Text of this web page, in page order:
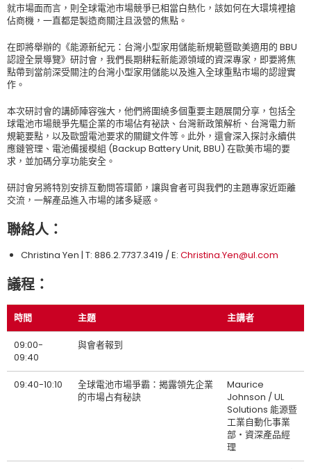
就市場面而言，則全球電池市場競爭已相當白熱化，該如何在大環境裡搶
佔商機，一直都是製造商關注且汲營的焦點。
在即將舉辦的《能源新紀元：台灣小型家用儲能新規範暨歐美適用的 BBU
認證全景導覽》研討會，我們長期耕耘新能源領域的資深專家，即要將焦
點帶到當前深受關注的台灣小型家用儲能以及進入全球重點市場的認證實
作。
本次研討會的講師陣容強大，他們將圍繞多個重要主題展開分享，包括全
球電池市場競爭先驅企業的市場佔有祕訣、台灣新政策解析、台灣電力新
規範要點，以及歐盟電池要求的關鍵文件等。此外，還會深入探討永續供
應鏈管理、電池備援模組 (Backup Battery Unit, BBU) 在歐美市場的要
求，並加碼分享功能安全。
研討會另將特別安排互動問答環節，讓與會者可與我們的主題專家近距離
交流，一解產品進入市場的諸多疑惑。
聯絡人：
Christina Yen | T: 886.2.7737.3419 / E: Christina.Yen@ul.com
議程：
時間 主題 主講者
09:00-
09:40
與會者報到
09:40-10:10
全球電池市場爭霸：揭露領先企業
的市場占有秘訣
Maurice
Johnson / UL
Solutions 能源暨
工業自動化事業
部‧資深產品經
理